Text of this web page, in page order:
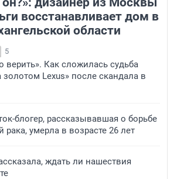
восстанавливает дом в
области
5
верить». Как сложилась судьба
золотом Lexus» после скандала в
блогер, рассказывавшая о борьбе
умерла в возрасте 26 лет
ждать ли нашествия